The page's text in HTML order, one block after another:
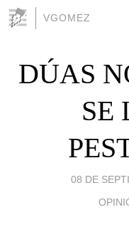
VGOMEZ
DÚAS
SE
08 DE